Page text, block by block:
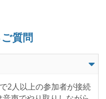
質問
2人以上の参加者が接続